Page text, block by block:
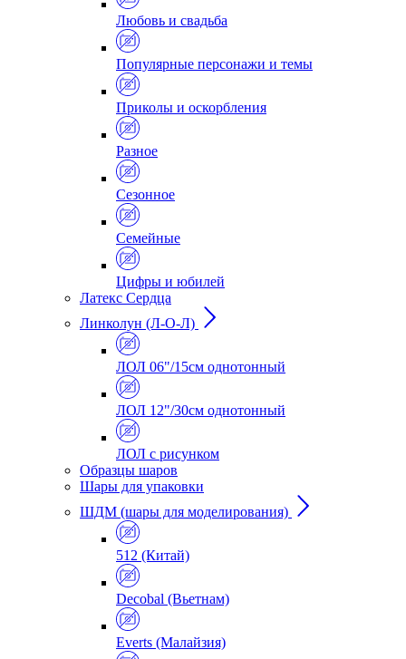
Любовь и свадьба
Популярные персонажи и темы
Приколы и оскорбления
Разное
Сезонное
Семейные
Цифры и юбилей
Латекс Сердца
Линколун (Л-О-Л)
ЛОЛ 06"/15см однотонный
ЛОЛ 12"/30см однотонный
ЛОЛ с рисунком
Образцы шаров
Шары для упаковки
ШДМ (шары для моделирования)
512 (Китай)
Decobal (Вьетнам)
Everts (Малайзия)